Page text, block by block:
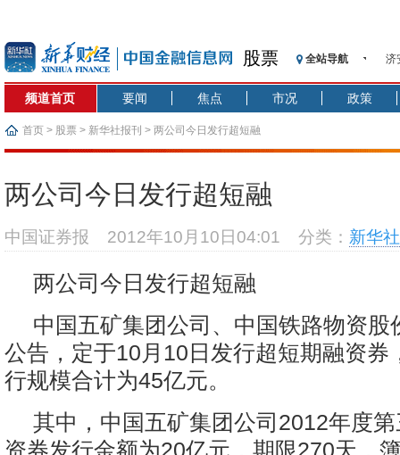
股票 全站导航
济
【
济
基
频道首页 要闻 焦点 市况 政策
首页 > 股票 > 新华社报刊 > 两公司今日发行超短融
两公司今日发行超短融
中国证券报 2012年10月10日04:01 分类： 新华
两公司今日发行超短融
中国五矿集团公司、中国铁路物资股
公告，定于10月10日发行超短期融资券
行规模合计为45亿元。
其中，中国五矿集团公司2012年度
资券发行金额为20亿元，期限270天，